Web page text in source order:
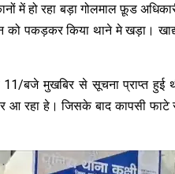
में हो रहा बड़ा गोलमाल फ़ूड
पकड़कर किया थाने मे खड़ा।
11/बजे मुखबिर से सूचना प्राप्त
आ रहा हे। जिसके बाद कापसी